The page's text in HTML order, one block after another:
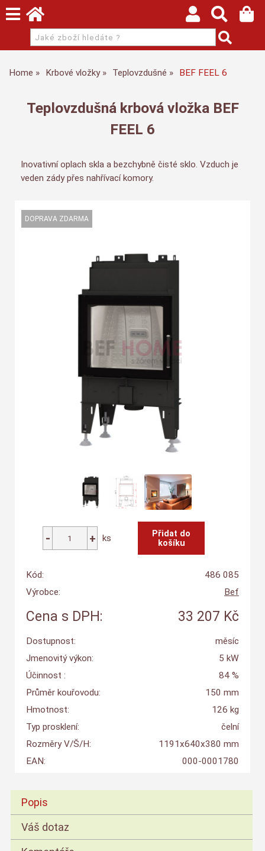
Home Krbové vložky Teplovzdušné BEF FEEL 6
Teplovzdušná krbová vložka BEF
FEEL 6
Inovativní oplach skla a bezchybně čisté sklo. Vzduch je
veden zády přes nahřívací komory.
ks
Kód:
486 085
Výrobce:
Bef
Cena s DPH: 33 207 Kč
Dostupnost:
měsíc
Jmenovitý výkon:
5 kW
Účinnost :
84 %
Průměr kouřovodu:
150 mm
Hmotnost:
126 kg
Typ prosklení:
čelní
Rozměry V/Š/H:
1191x640x380 mm
EAN:
000-0001780
Popis
Váš dotaz